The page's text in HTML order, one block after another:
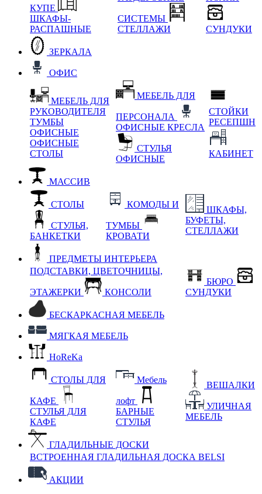
КУПЕ
ШКАФЫ-
РАСПАШНЫЕ
СИСТЕМЫ
СТЕЛЛАЖИ
СУНДУКИ
ЗЕРКАЛА
ОФИС
МЕБЕЛЬ ДЛЯ
РУКОВОДИТЕЛЯ
ТУМБЫ
ОФИСНЫЕ
ОФИСНЫЕ
СТОЛЫ
МЕБЕЛЬ ДЛЯ
ПЕРСОНАЛА
ОФИСНЫЕ КРЕСЛА
СТУЛЬЯ
ОФИСНЫЕ
СТОЙКИ
РЕСЕПШН
КАБИНЕТ
МАССИВ
СТОЛЫ
СТУЛЬЯ,
БАНКЕТКИ
КОМОДЫ И
ТУМБЫ
КРОВАТИ
ШКАФЫ,
БУФЕТЫ,
СТЕЛЛАЖИ
ПРЕДМЕТЫ ИНТЕРЬЕРА
ПОДСТАВКИ, ЦВЕТОЧНИЦЫ,
ЭТАЖЕРКИ КОНСОЛИ
БЮРО
СУНДУКИ
БЕСКАРКАСНАЯ МЕБЕЛЬ
МЯГКАЯ МЕБЕЛЬ
HoReKa
СТОЛЫ ДЛЯ
КАФЕ
СТУЛЬЯ ДЛЯ
КАФЕ
Мебель
лофт
БАРНЫЕ
СТУЛЬЯ
ВЕШАЛКИ
УЛИЧНАЯ
МЕБЕЛЬ
ГЛАДИЛЬНЫЕ ДОСКИ
ВСТРОЕННАЯ ГЛАДИЛЬНАЯ ДОСКА BELSI
АКЦИИ